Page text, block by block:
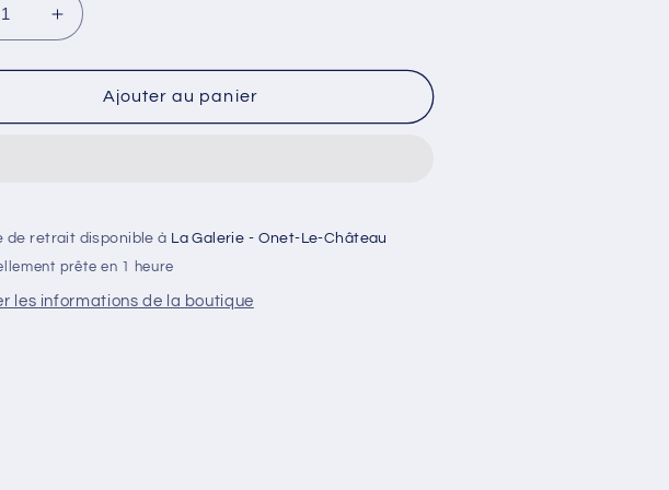
Augmenter
la
quantité
Fire
Fruizee
Ajouter au panier
de retrait disponible à La Galerie - Onet-Le-Château
prête en 1 heure
les informations de la boutique